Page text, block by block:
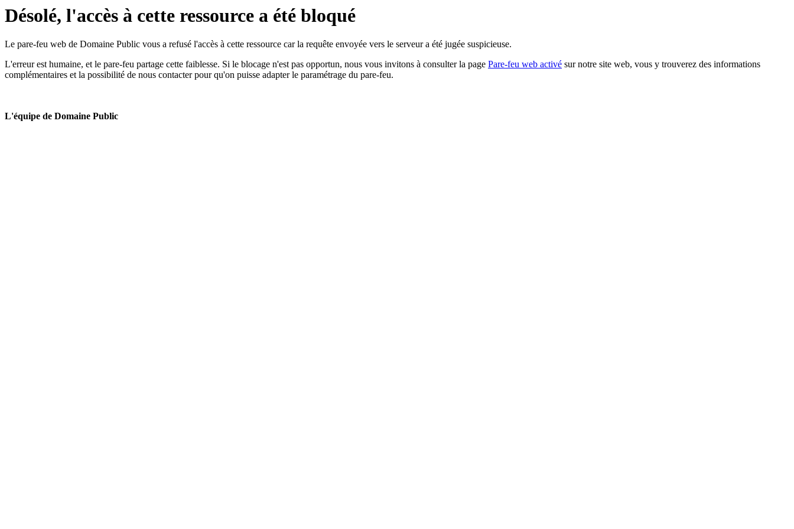
Désolé, l'accès à cette ressource a été bloqué
Le pare-feu web de Domaine Public vous a refusé l'accès à cette ressource car la requête envoyée vers le serveur a été jugée suspicieuse.
L'erreur est humaine, et le pare-feu partage cette faiblesse. Si le blocage n'est pas opportun, nous vous invitons à consulter la page Pare-feu web activé sur notre site web, vous y trouverez des informations
complémentaires et la possibilité de nous contacter pour qu'on puisse adapter le paramétrage du pare-feu.
L'équipe de Domaine Public